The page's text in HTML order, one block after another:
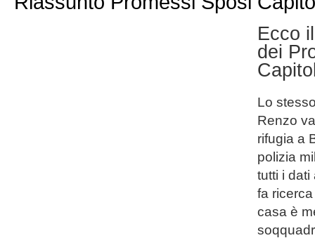
Ecco
dei
Lo
Renzo
rifugia a
polizia
tutti i dati
fa
casa è